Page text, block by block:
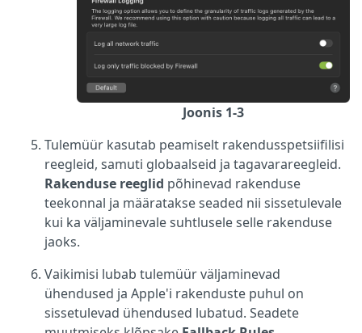
Joonis 1-3
Tulemüür kasutab peamiselt rakendusspetsiifilisi
reegleid, samuti globaalseid ja tagavarareegleid.
Rakenduse reeglid põhinevad rakenduse
teekonnal ja määratakse seaded nii sissetulevale
kui ka väljaminevale suhtlusele selle rakenduse
jaoks.
Vaikimisi lubab tulemüür väljaminevad
ühendused ja Apple'i rakenduste puhul on
sissetulevad ühendused lubatud. Seadete